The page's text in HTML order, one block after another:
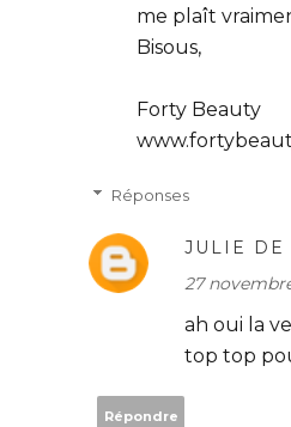
me plaît
Bisous,
Forty Beauty
Réponses
JULIE DE
27
ah oui la
top top
Répondre